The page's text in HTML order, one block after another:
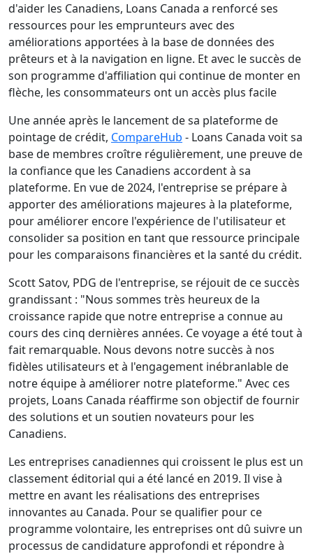
d'aider les Canadiens, Loans Canada a renforcé ses
ressources pour les emprunteurs avec des
améliorations apportées à la base de données des
prêteurs et à la navigation en ligne. Et avec le succès de
son programme d'affiliation qui continue de monter en
flèche, les consommateurs ont un accès plus facile
Une année après le lancement de sa plateforme de
pointage de crédit, CompareHub - Loans Canada voit sa
base de membres croître régulièrement, une preuve de
la confiance que les Canadiens accordent à sa
plateforme. En vue de 2024, l'entreprise se prépare à
apporter des améliorations majeures à la plateforme,
pour améliorer encore l'expérience de l'utilisateur et
consolider sa position en tant que ressource principale
pour les comparaisons financières et la santé du crédit.
Scott Satov, PDG de l'entreprise, se réjouit de ce succès
grandissant : "Nous sommes très heureux de la
croissance rapide que notre entreprise a connue au
cours des cinq dernières années. Ce voyage a été tout à
fait remarquable. Nous devons notre succès à nos
fidèles utilisateurs et à l'engagement inébranlable de
notre équipe à améliorer notre plateforme." Avec ces
projets, Loans Canada réaffirme son objectif de fournir
des solutions et un soutien novateurs pour les
Canadiens.
Les entreprises canadiennes qui croissent le plus est un
classement éditorial qui a été lancé en 2019. Il vise à
mettre en avant les réalisations des entreprises
innovantes au Canada. Pour se qualifier pour ce
programme volontaire, les entreprises ont dû suivre un
processus de candidature approfondi et répondre à